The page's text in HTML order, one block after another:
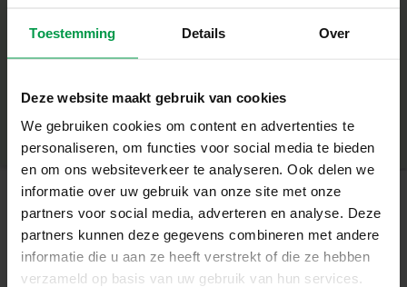
Toestemming Details Over
Deze website maakt gebruik van cookies
We gebruiken cookies om content en advertenties te
personaliseren, om functies voor social media te bieden
en om ons websiteverkeer te analyseren. Ook delen we
informatie over uw gebruik van onze site met onze
partners voor social media, adverteren en analyse. Deze
partners kunnen deze gegevens combineren met andere
informatie die u aan ze heeft verstrekt of die ze hebben
verzameld op basis van uw gebruik van hun services.
nog meer kleurencombinaties
– Maak mooie kleurovergangen en unieke effecten
– Geschikt voor kinderen vanaf 5 jaar
– Het blazen van de inkt creëert verbluffende resultaten
Ontwerp Magische Kunstwerken
Met deze set kunnen kinderen hun eigen magische
kunstwerken maken. De kleur veranderende stiften
zorgen voor een verrassend effect dat je tekeningen tot
leven brengt. Een geweldige manier om creatief bezig te
zijn en je eigen fantasiewereld te creëren.
Waarom Dit Perfect Voor Jou Is
Productnummer|
00283
Deel dit product
Gerelateerde producten